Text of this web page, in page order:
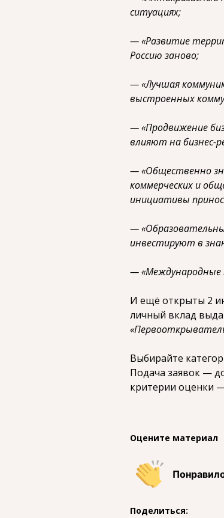
ситуациях;
— «Развитие
Россию заново;
— «Лучшая
выстроенных
— «Продвижение
влияют на бизнес-
— «Общественно
коммерческих и
инициативы
—
инвестируют в
— «Международные
И ещё открыты 2
личный вклад
Выбирайте
Подача заявок —
критерии оценки
Оцените материал
Поделиться: